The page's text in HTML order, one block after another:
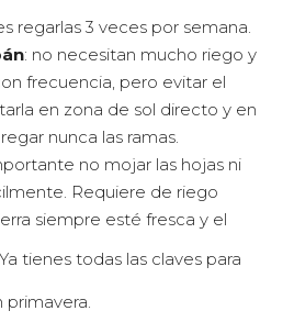
regarlas 3 veces por semana.
: no necesitan mucho riego y
frecuencia, pero evitar el
en zona de sol directo y en
nunca las ramas.
no mojar las hojas ni
Requiere de riego
siempre esté fresca y el
Ya tienes todas las claves para
primavera.